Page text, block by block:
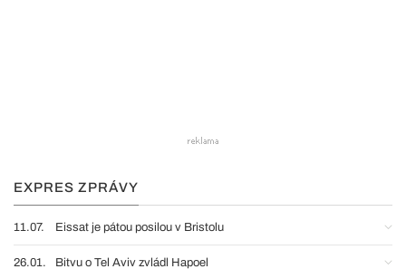
EXPRES ZPRÁVY
11.07. Eissat je pátou posilou v Bristolu
26.01. Bitvu o Tel Aviv zvládl Hapoel